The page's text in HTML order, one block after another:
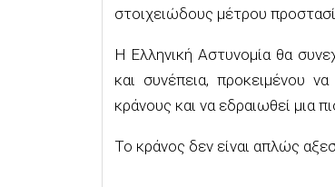
στοιχειώδους μέτρου
Η Ελληνική Αστυνομία θα
και συνέπεια, προκειμένου
κράνους και να εδραιωθεί μια
Το κράνος δεν είναι απλώς